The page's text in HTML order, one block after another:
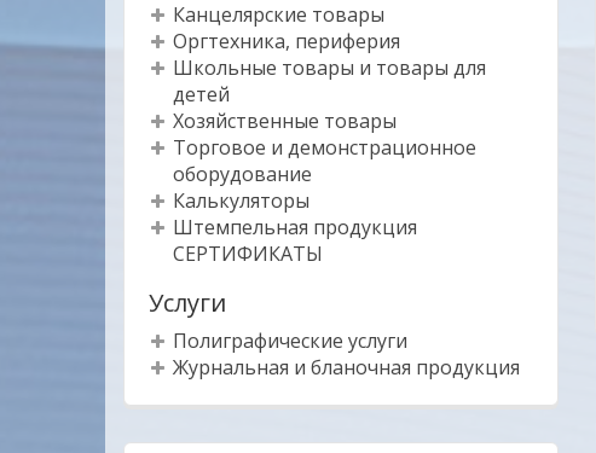
Канцелярские товары
Оргтехника, периферия
Школьные товары и товары для
детей
Хозяйственные товары
Торговое и демонстрационное
оборудование
Калькуляторы
Штемпельная продукция
СЕРТИФИКАТЫ
Услуги
Полиграфические услуги
Журнальная и бланочная продукция